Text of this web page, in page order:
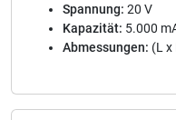
Spannung: 20 V
Kapazität: 5.000
Abmessungen: (L x